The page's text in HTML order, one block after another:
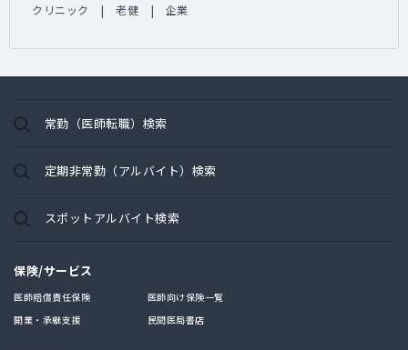
クリニック
老健 企業
常勤（医師転職）検索
定期非常勤（アルバイト）検索
スポットアルバイト検索
保険/サービス
医師賠償責任保険
医師向け保険一覧
開業・承継支援
民間医局書店